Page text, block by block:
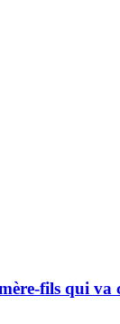
fils qui va